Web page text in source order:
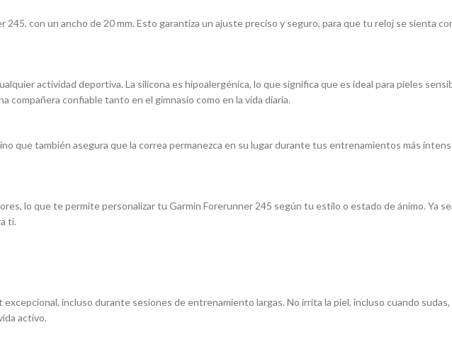
con un ancho de 20 mm. Esto garantiza un ajuste preciso y seguro, para que tu reloj se sienta
actividad deportiva. La silicona es hipoalergénica, lo que significa que es ideal para pieles
compañera confiable tanto en el gimnasio como en la vida diaria.
que también asegura que la correa permanezca en su lugar durante tus entrenamientos más
lo que te permite personalizar tu Garmin Forerunner 245 según tu estilo o estado de ánimo. Ya
ti.
incluso durante sesiones de entrenamiento largas. No irrita la piel, incluso cuando
activo.